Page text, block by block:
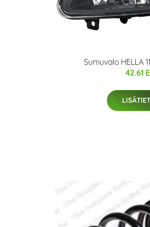
Sumuvalo HELLA
42.61